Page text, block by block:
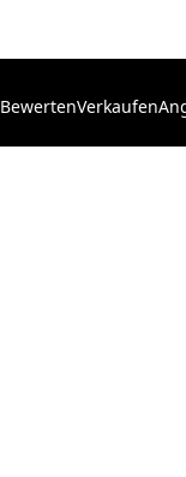
BewertenVerkaufen